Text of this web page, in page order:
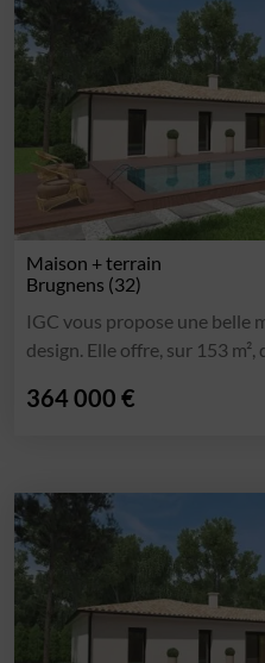
Maison + terrain
Brugnens (32)
IGC vous propose une belle
design. Elle offre, sur 153 m²,
364 000 €